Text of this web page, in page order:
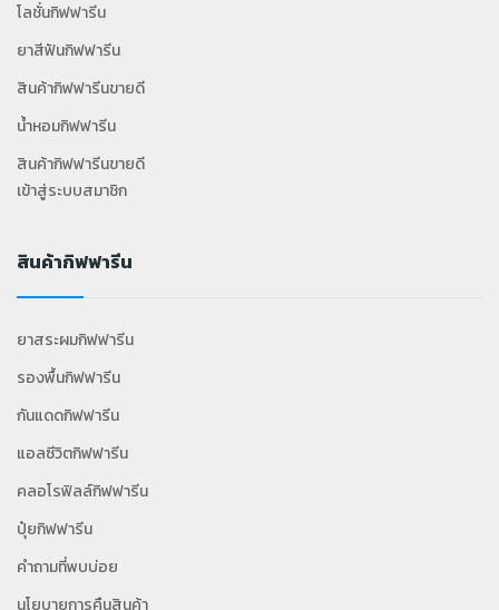
โลชั่นกิฟฟารีน
ยาสีฟันกิฟฟารีน
สินค้ากิฟฟารีนขายดี
น้ำหอมกิฟฟารีน
สินค้ากิฟฟารีนขายดี
เข้าสู่ระบบสมาชิก
สินค้ากิฟฟารีน
ยาสระผมกิฟฟารีน
รองพื้นกิฟฟารีน
กันแดดกิฟฟารีน
แอลซีวิตกิฟฟารีน
คลอโรฟิลล์กิฟฟารีน
ปุ๋ยกิฟฟารีน
คำถามที่พบบ่อย
นโยบายการคืนสินค้า